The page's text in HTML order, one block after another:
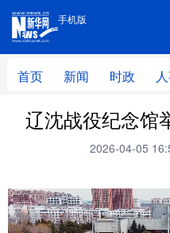
手机版
首页 新闻 时政
手机版
首页 新闻
财经
文化 教育
体育 视频
辽沈战役纪念馆
2026-04-05